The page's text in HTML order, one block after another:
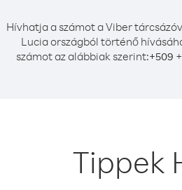
Hívhatja a számot a Viber
Lucia országból történő
számot az alábbiak szerint:+509 +
Tippek